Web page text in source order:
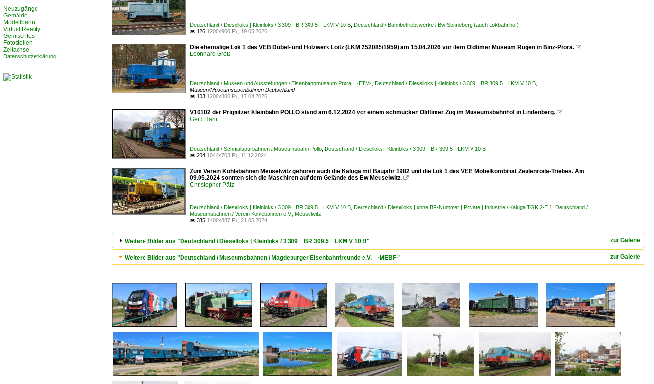
Deutschland / Dieselloks | Kleinloks / 3 309 BR 309.5 LKM V 10 B Deutschland / Bahnbetriebswerke / Bw Sonneberg (auch Lokbahnhof)
 126 1200x900 Px, 19.05.2026
Die ehemalige Lok 1 des VEB Dübel- und Holzwerk Loitz (LKM 252085/1959) am 15.04.2026 vor dem Oldtimer Museum Rügen in Binz-Prora. 
Leonhard Groß
Deutschland / Museen und Ausstellungen / Eisenbahnmuseum Prora ·ETM· Deutschland / Dieselloks | Kleinloks / 3 309 BR 309.5 LKM V 10 B
Museen/Museumseisenbahnen Deutschland
 103 1200x800 Px, 17.04.2026
V10102 der Prignitzer Kleinbahn POLLO stand am 6.12.2024 vor einem schmucken Oldtimer Zug im Museumsbahnhof in Lindenberg. 
Gerd Hahn
Deutschland / Schmalspurbahnen / Museumsbahn Pollo Deutschland / Dieselloks | Kleinloks / 3 309 BR 309.5 LKM V 10 B
 204 1044x703 Px, 11.12.2024
Zum Verein Kohlebahnen Meuselwitz gehören auch die Kaluga mit Baujahr 1982 und die Lok 1 des VEB Möbelkombinat Zeulenroda-Triebes. Am
09.05.2024 sonnten sich die Maschinen auf dem Gelände des Bw Meuselwitz. 
Christopher Pätz
Deutschland / Dieselloks | Kleinloks / 3 309 BR 309.5 LKM V 10 B Deutschland / Dieselloks | ohne BR-Nummer | Private | Industrie / Kaluga TGK 2-E 1
Deutschland /
Museumsbahnen / Verein Kohlebahnen e.V., Meuselwitz
 335 1400x887 Px, 21.05.2024
zur Galerie
Weitere Bilder aus "Deutschland / Dieselloks | Kleinloks / 3 309 BR 309.5 LKM V 10 B"
zur Galerie
Weitere Bilder aus "Deutschland / Museumsbahnen / Magdeburger Eisenbahnfreunde e.V. ·MEBF·"
Neuzugänge
Gemälde
Modellbahn
Virtual Reality
Gemischtes
Fotostellen
Zeitachse
Datenschutzerklärung